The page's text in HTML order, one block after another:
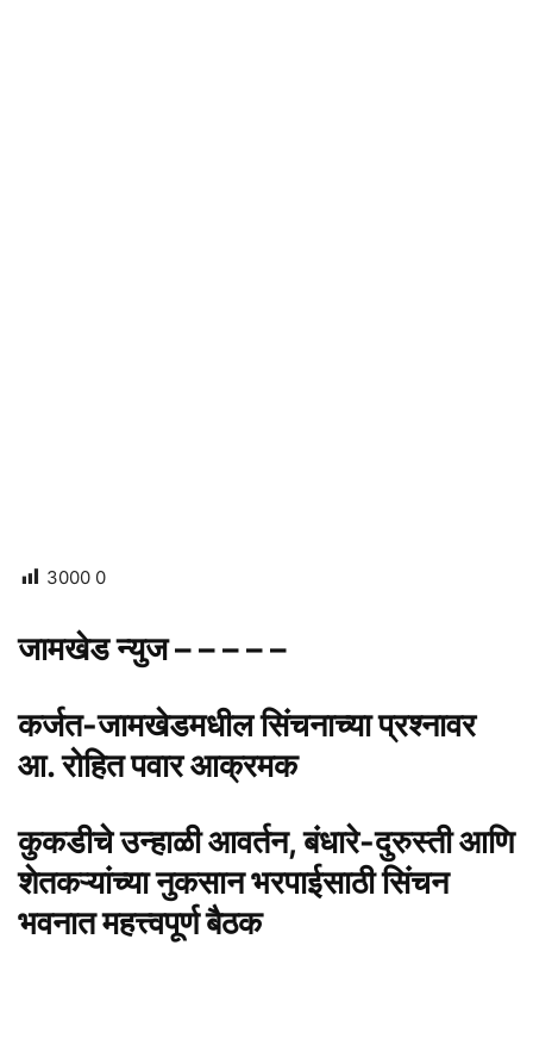
3000 0
जामखेड न्युज – – – – –
कर्जत-जामखेडमधील सिंचनाच्या प्रश्नावर
आ. रोहित पवार आक्रमक
कुकडीचे उन्हाळी आवर्तन, बंधारे-दुरुस्ती आणि
शेतकऱ्यांच्या नुकसान भरपाईसाठी सिंचन
भवनात महत्त्वपूर्ण बैठक